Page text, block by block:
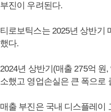
부진이 우려된다.
티로보틱스는 2025년 상반기
했다.
2024년 상반기(매출 275억 원
소했고 영업손실은 큰 폭으로
매출 부진은 국내 디스플레이